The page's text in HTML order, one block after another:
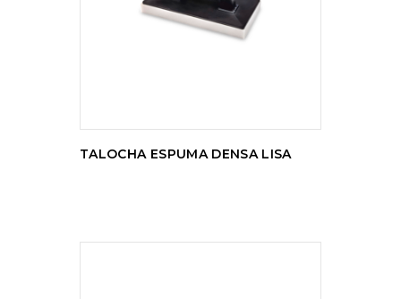
LER MAIS
TALOCHA ESPUMA DENSA LISA